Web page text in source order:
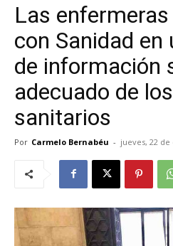
Las
con Sanidad
de información
adecuado de
sanitarios
Por Carmelo Bernabéu - jueves, 22